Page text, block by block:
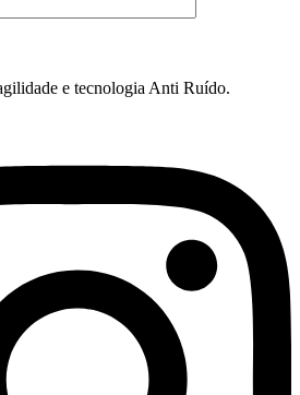
e tecnologia Anti Ruído.